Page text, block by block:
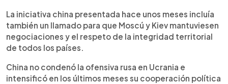
La iniciativa china presentada hace unos meses incluía
también un llamado para que Moscú y Kiev mantuviesen
negociaciones y el respeto de la integridad territorial
de todos los países.
China no condenó la ofensiva rusa en Ucrania e
intensificó en los últimos meses su cooperación política